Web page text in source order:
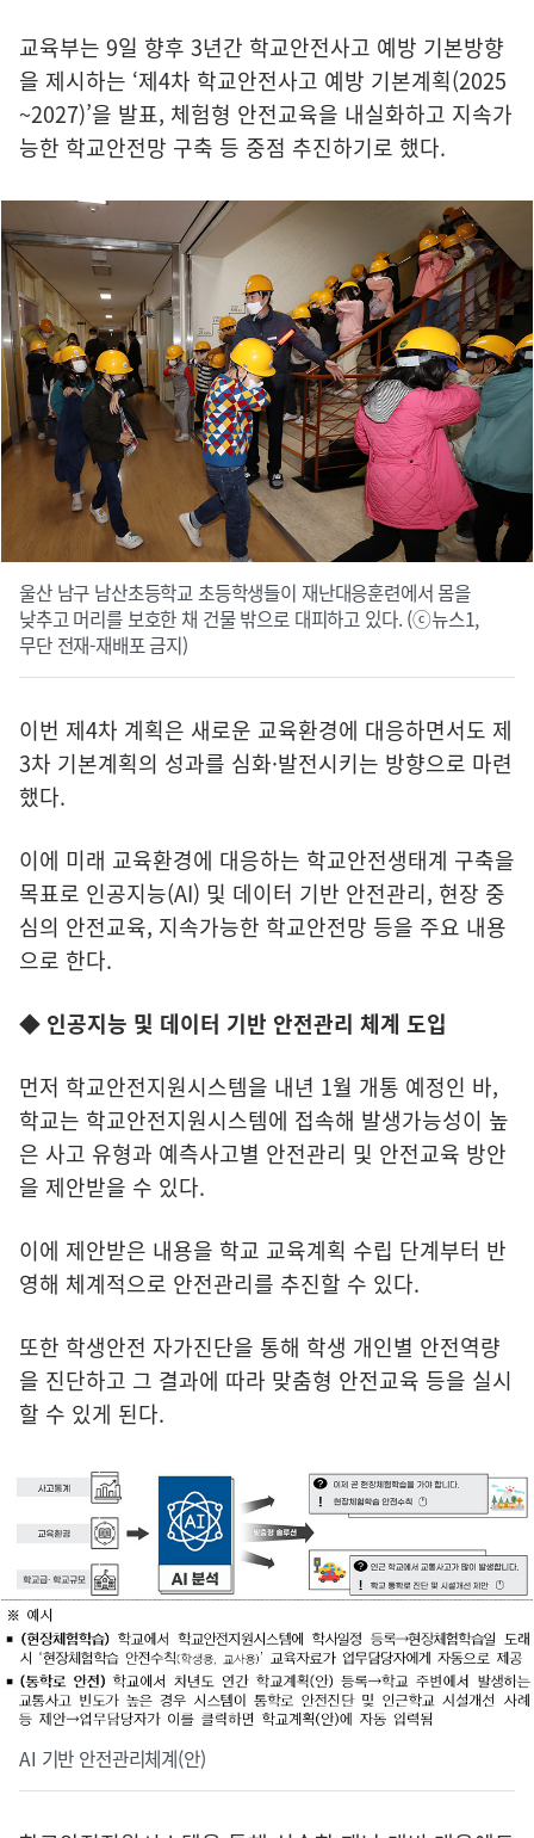
교육부는 9일 향후 3년간 학교안전사고 예방 기본방향
을 제시하는 ‘제4차 학교안전사고 예방 기본계획(2025
~2027)’을 발표, 체험형 안전교육을 내실화하고 지속가
능한 학교안전망 구축 등 중점 추진하기로 했다.
울산 남구 남산초등학교 초등학생들이 재난대응훈련에서 몸을
낮추고 머리를 보호한 채 건물 밖으로 대피하고 있다. (ⓒ뉴스1,
무단 전재-재배포 금지)
이번 제4차 계획은 새로운 교육환경에 대응하면서도 제
3차 기본계획의 성과를 심화·발전시키는 방향으로 마련
했다.
이에 미래 교육환경에 대응하는 학교안전생태계 구축을
목표로 인공지능(AI) 및 데이터 기반 안전관리, 현장 중
심의 안전교육, 지속가능한 학교안전망 등을 주요 내용
으로 한다.
◆ 인공지능 및 데이터 기반 안전관리 체계 도입
먼저 학교안전지원시스템을 내년 1월 개통 예정인 바,
학교는 학교안전지원시스템에 접속해 발생가능성이 높
은 사고 유형과 예측사고별 안전관리 및 안전교육 방안
을 제안받을 수 있다.
이에 제안받은 내용을 학교 교육계획 수립 단계부터 반
영해 체계적으로 안전관리를 추진할 수 있다.
또한 학생안전 자가진단을 통해 학생 개인별 안전역량
을 진단하고 그 결과에 따라 맞춤형 안전교육 등을 실시
할 수 있게 된다.
AI 기반 안전관리체계(안)